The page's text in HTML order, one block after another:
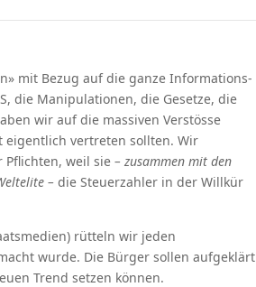
mit Bezug auf die ganze Informations-
die Manipulationen, die Gesetze, die
wir auf die massiven Verstösse
eigentlich vertreten sollten. Wir
Pflichten, weil sie– zusammen mit den
– die Steuerzahler in der Willkür
rütteln wir jeden
wurde. Die Bürger sollen aufgeklärt
Trend setzen können.